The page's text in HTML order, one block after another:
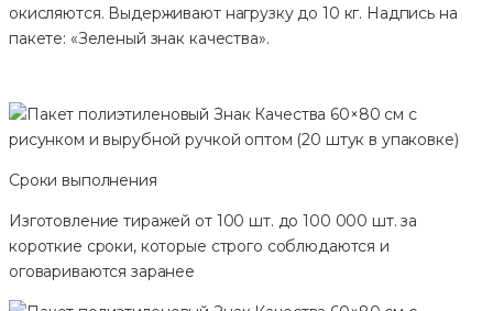
окисляются. Выдерживают нагрузку до 10 кг. Надпись на
пакете: «Зеленый знак качества».
Сроки выполнения
Изготовление тиражей от 100 шт. до 100 000 шт. за
короткие сроки, которые строго соблюдаются и
оговариваются заранее